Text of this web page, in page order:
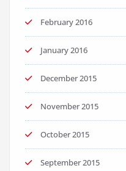
February 2016
January 2016
December 2015
November 2015
October 2015
September 2015